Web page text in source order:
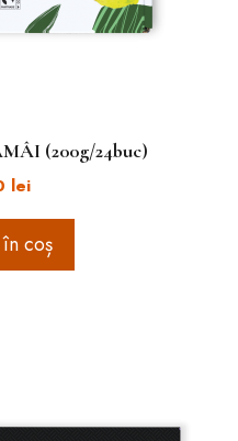
(200g/24buc)
lei
coș